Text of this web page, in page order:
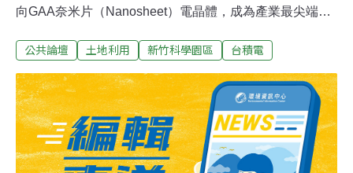
向GAA奈米片（Nanosheet）電晶體，成為產業最尖端的
提升10%至15%，或在相同速度下功耗降低達25%至
運算及智慧型手機提供了強大的核心驅動力，進一步鞏固
台積電的技術領先地位。然而2奈米技術背後隱藏著龐大
的環境成本。由於GAA奈米片微縮技術的導入與「晶圓減
薄堆疊」製程日益複雜，生產過程中不僅涉及更密集的
EUV（極紫外光）曝光程序，亦大幅增加了晶圓削切、研
公共論壇 土地利用 新竹科學園區 台積電